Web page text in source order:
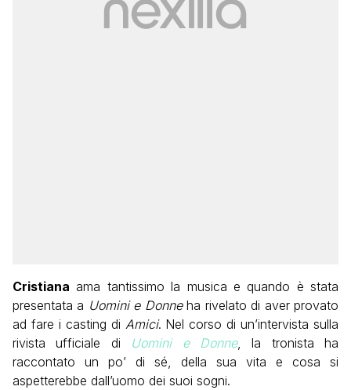
Cristiana ama tantissimo la musica e quando è stata
presentata a Uomini e Donneha rivelato di aver provato
ad fare i casting di Amici. Nel corso di un’intervista sulla
rivista ufficiale di Uomini e Donne, la tronista ha
raccontato un po’ di sé, della sua vita e cosa si
aspetterebbe dall’uomo dei suoi sogni.